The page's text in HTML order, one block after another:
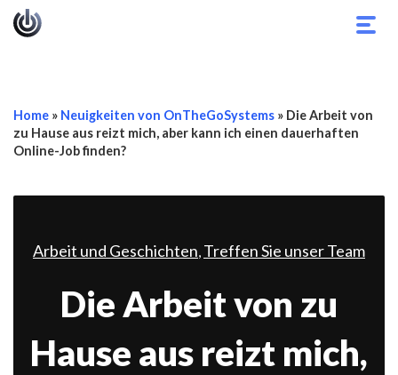
Home » Neuigkeiten von OnTheGoSystems » Die Arbeit von
zu Hause aus reizt mich, aber kann ich einen dauerhaften
Online-Job finden?
Arbeit und Geschichten, Treffen Sie unser Team
Die Arbeit von zu
Hause aus reizt mich,